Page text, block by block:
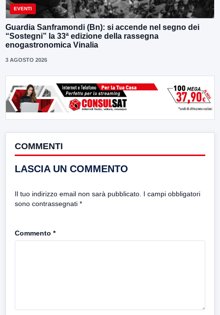
EVENTI
Guardia Sanframondi (Bn): si accende nel segno dei
“Sostegni” la 33ª edizione della rassegna
enogastronomica Vinalia
3 AGOSTO 2026
COMMENTI
LASCIA UN COMMENTO
Il tuo indirizzo email non sarà pubblicato. I campi obbligatori
sono contrassegnati *
Commento *